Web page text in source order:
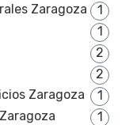
Zaragoza
1
1
2
2
Zaragoza
1
1